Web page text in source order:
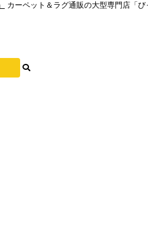
カーペット＆ラグ通販の大型専門店「び